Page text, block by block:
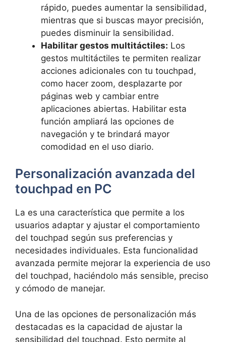
rápido, puedes aumentar la sensibilidad,
mientras que si buscas mayor precisión,⁣
puedes⁣ disminuir la sensibilidad.
Habilitar gestos multitáctiles: Los
gestos multitáctiles‌ te permiten realizar
acciones adicionales con tu touchpad,
⁣como hacer zoom, desplazarte por
páginas web ‌y cambiar entre
aplicaciones abiertas. Habilitar esta
función ampliará las opciones de
navegación​ y te brindará⁤ mayor
comodidad‌ en el ‍uso diario.
Personalización avanzada del
touchpad en PC
La ⁣es una característica‍ que permite a los
usuarios⁢ adaptar⁣ y ajustar el comportamiento
del‌ touchpad según sus ‍preferencias y
necesidades individuales. Esta⁤ funcionalidad
avanzada⁢ permite mejorar la experiencia de uso
del⁢ touchpad,‌ haciéndolo más sensible, ​preciso
y⁢ cómodo​ de manejar.
Una de las opciones de personalización ⁤más
⁤destacadas ‌es‍ la capacidad ⁣de ajustar‌ la ​
sensibilidad del touchpad. Esto permite al